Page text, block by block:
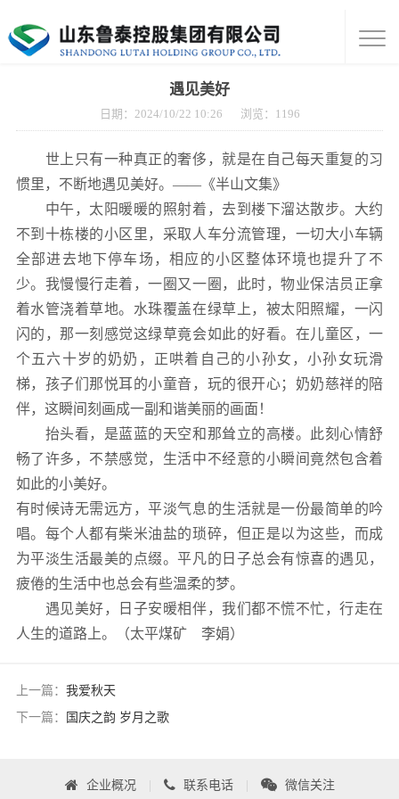
遇见美好
日期：2024/10/22 10:26 浏览： 1196
世上只有一种真正的奢侈，就是在自己每天重复的习
惯里，不断地遇见美好。——《半山文集》
中午，太阳暖暖的照射着，去到楼下溜达散步。大约
不到十栋楼的小区里，采取人车分流管理，一切大小车辆
全部进去地下停车场，相应的小区整体环境也提升了不
少。我慢慢行走着，一圈又一圈，此时，物业保洁员正拿
着水管浇着草地。水珠覆盖在绿草上，被太阳照耀，一闪
闪的，那一刻感觉这绿草竟会如此的好看。在儿童区，一
个五六十岁的奶奶，正哄着自己的小孙女，小孙女玩滑
梯，孩子们那悦耳的小童音，玩的很开心；奶奶慈祥的陪
伴，这瞬间刻画成一副和谐美丽的画面！
抬头看，是蓝蓝的天空和那耸立的高楼。此刻心情舒
畅了许多，不禁感觉，生活中不经意的小瞬间竟然包含着
如此的小美好。
有时候诗无需远方，平淡气息的生活就是一份最简单的吟
唱。每个人都有柴米油盐的琐碎，但正是以为这些，而成
为平淡生活最美的点缀。平凡的日子总会有惊喜的遇见，
疲倦的生活中也总会有些温柔的梦。
遇见美好，日子安暖相伴，我们都不慌不忙，行走在
人生的道路上。（太平煤矿 李娟）
上一篇： 我爱秋天
下一篇：
国庆之韵 岁月之歌
企业概况 | 联系电话 | 微信关注